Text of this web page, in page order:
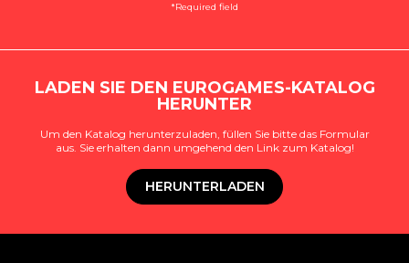
*Required field
LADEN SIE DEN EUROGAMES-KATALOG
HERUNTER
Um den Katalog herunterzuladen, füllen Sie bitte das Formular
aus. Sie erhalten dann umgehend den Link zum Katalog!
HERUNTERLADEN